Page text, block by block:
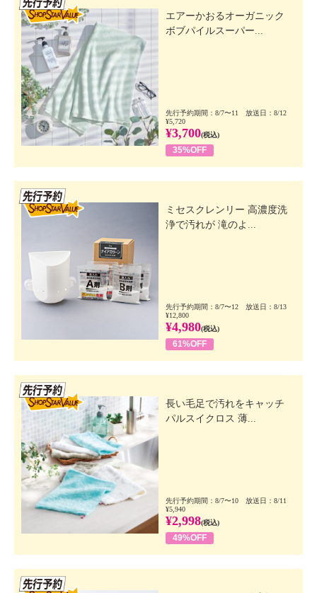
エアーかおるオーガニック
ボブパイルスーパー...
先行予約期間：8/7〜11 放送日：8/12
¥5,720
¥3,700(税込)
35%OFF
ミセスクレンリー 高濃度洗
浄で汚れが 滝のよ...
先行予約期間：8/7〜12 放送日：8/13
¥12,800
¥4,980(税込)
61%OFF
長い毛足で汚れをキャッチ
パルスイクロス 薄...
先行予約期間：8/7〜10 放送日：8/11
¥5,940
¥2,998(税込)
49%OFF